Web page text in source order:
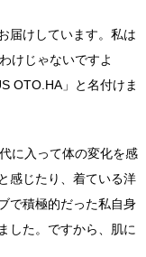
届けしています。私は
けじゃないですよ
OTO.HA」と名付けま
に入って体の変化を感
感じたり、着ている洋
で積極的だった私自身
した。ですから、肌に